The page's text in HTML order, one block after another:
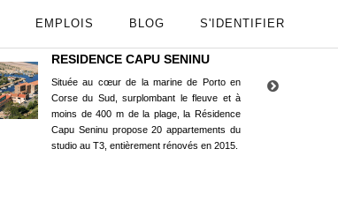
EMPLOIS BLOG S'IDENTIFIER
RESIDENCE CAPU SENINU
Située au cœur de la marine de Porto en
Corse du Sud, surplombant le fleuve et à
moins de 400 m de la plage, la Résidence
Capu Seninu propose 20 appartements du
studio au T3, entièrement rénovés en 2015.